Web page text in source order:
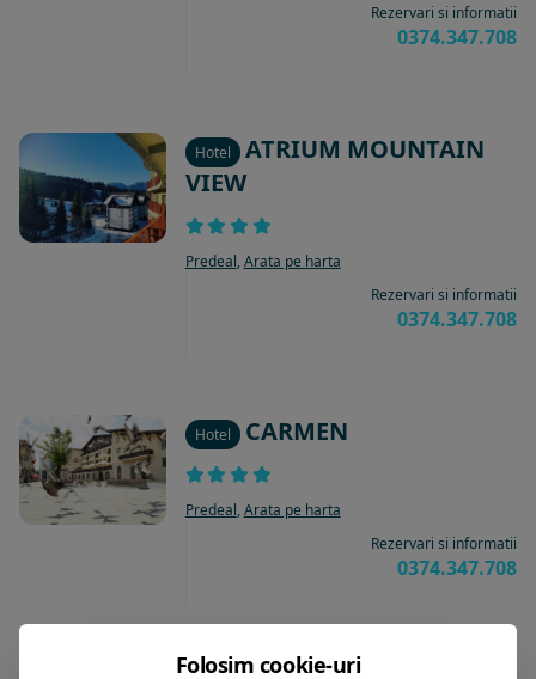
Rezervari si informatii
0374.347.708
Hotel
ATRIUM MOUNTAIN
VIEW
Predeal, Arata pe harta
Rezervari si informatii
0374.347.708
Hotel CARMEN
Predeal, Arata pe harta
Rezervari si informatii
0374.347.708
Folosim cookie-uri